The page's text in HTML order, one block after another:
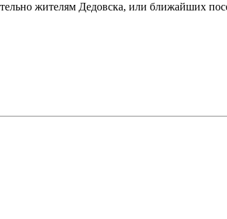
жителям Дедовска, или ближайших